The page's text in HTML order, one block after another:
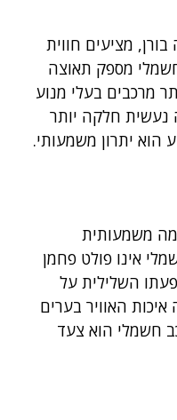
מציעים חווית
מספק תאוצה
מרכבים בעלי מנוע
נעשית חלקה יותר
הוא יתרון משמעותי.
משמעותית
אינו פולט פחמן
השלילית על
האוויר בערים
חשמלי הוא צעד